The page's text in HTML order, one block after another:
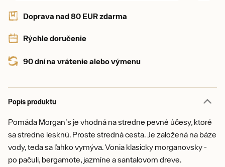
Doprava nad 80 EUR zdarma
Rýchle doručenie
90 dní na vrátenie alebo výmenu
Popis produktu
Pomáda Morgan's je vhodná na stredne pevné účesy, ktoré
sa stredne lesknú. Proste stredná cesta. Je založená na báze
vody, teda sa ľahko vymýva. Vonia klasicky morganovsky -
po pačuli, bergamote, jazmíne a santalovom dreve.